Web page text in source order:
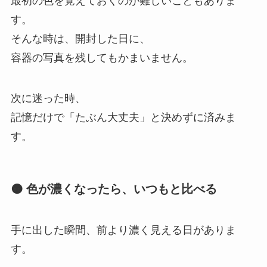
す。
そんな時は、開封した日に、
容器の写真を残してもかまいません。
次に迷った時、
記憶だけで「たぶん大丈夫」と決めずに済みま
す。
🟠 色が濃くなったら、いつもと比べる
手に出した瞬間、前より濃く見える日がありま
す。